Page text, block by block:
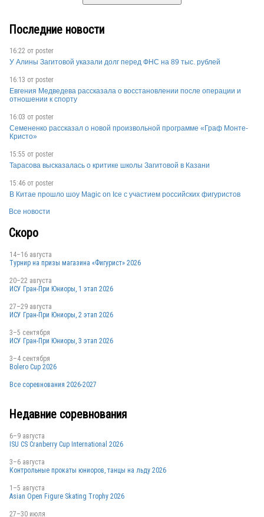
Последние новости
16:22 от poster
У Алины Загитовой указали долг перед ФНС на 89 тыс. рублей
16:13 от poster
Евгения Медведева рассказала о восстановлении после операции и
отношении к спорту
16:03 от poster
Семененко рассказал о новой произвольной программе «Граф Монте-
Кристо»
15:55 от poster
Тарасова высказалась о критике школы Загитовой в Казани
15:46 от poster
В Китае прошло шоу Magic on Ice с участием российских фигуристов
Все новости
Скоро
14–16 августа
Турнир на призы магазина «Фигурист» 2026
20–22 августа
ИСУ Гран-При Юниоры, 1 этап 2026
27–29 августа
ИСУ Гран-При Юниоры, 2 этап 2026
3–5 сентября
ИСУ Гран-При Юниоры, 3 этап 2026
3–4 сентября
Bolero Cup 2026
Все соревнования 2026-2027
Недавние соревнования
6–9 августа
ISU CS Cranberry Cup International 2026
3–6 августа
Контрольные прокаты юниоров, танцы на льду 2026
1–5 августа
Asian Open Figure Skating Trophy 2026
27–30 июля